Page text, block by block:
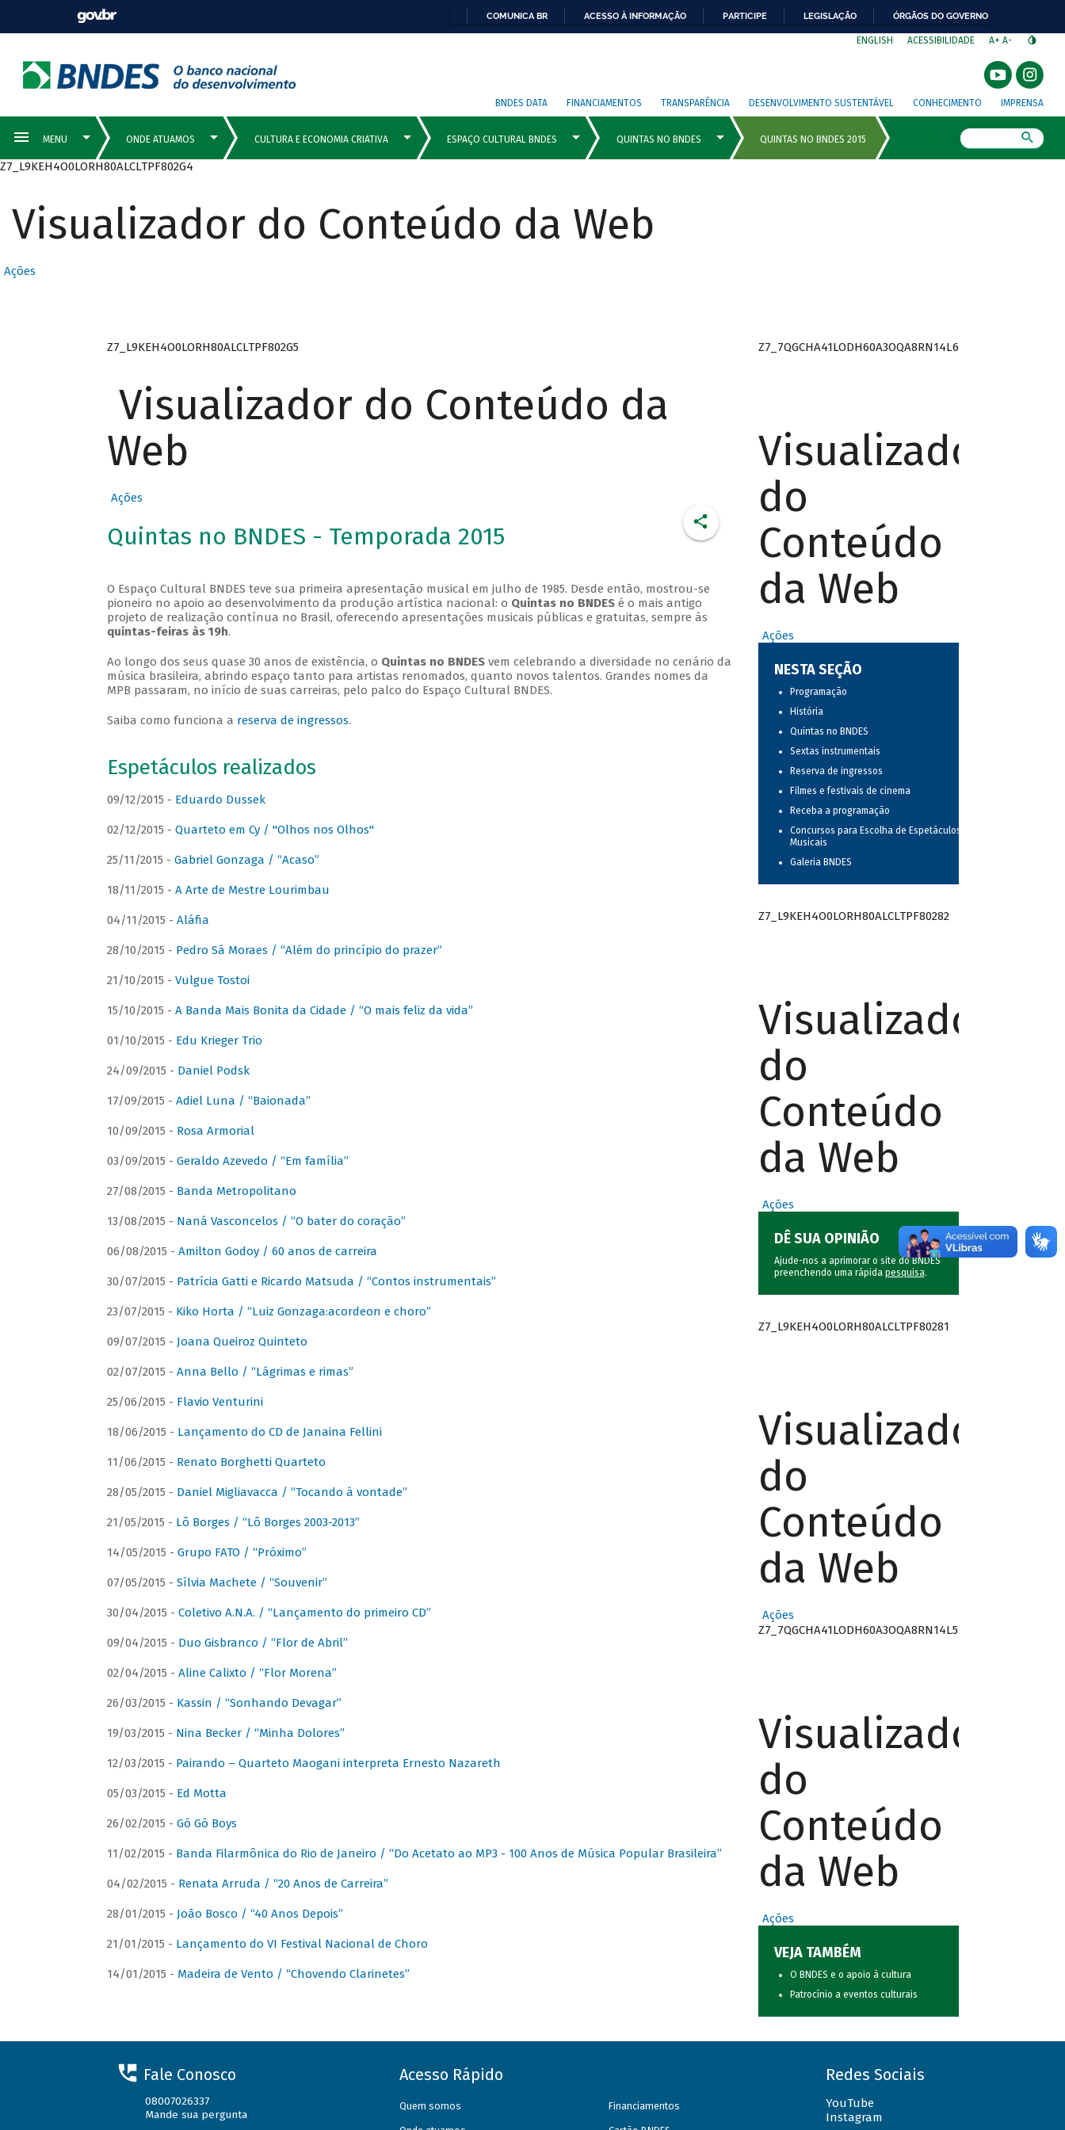
COMUNICA BR ACESSO À INFORMAÇÃO PARTICIPE LEGISLAÇÃO ÓRGÃOS DO GOVERNO
ENGLISH ACESSIBILIDADE A+ A-
BNDES DATA FINANCIAMENTOS TRANSPARÊNCIA DESENVOLVIMENTO SUSTENTÁVEL CONHECIMENTO IMPRENSA
Z7_L9KEH4O0LORH80ALCLTPF802G4
Visualizador do Conteúdo da Web
Ações
Z7_L9KEH4O0LORH80ALCLTPF802G5
Visualizador do Conteúdo da
Web
Ações
Quintas no BNDES - Temporada 2015
O Espaço Cultural BNDES teve sua primeira apresentação musical em julho de 1985. Desde então, mostrou-se
pioneiro no apoio ao desenvolvimento da produção artística nacional: o Quintas no BNDESé o mais antigo
projeto de realização contínua no Brasil, oferecendo apresentações musicais públicas e gratuitas, sempre às
quintas-feiras às 19h.
Ao longo dos seus quase 30 anos de existência, o Quintas no BNDESvem celebrando a diversidade no cenário da
música brasileira, abrindo espaço tanto para artistas renomados, quanto novos talentos. Grandes nomes da
MPB passaram, no início de suas carreiras, pelo palco do Espaço Cultural BNDES.
Saiba como funciona a reserva de ingressos.
Espetáculos realizados
09/12/2015 - Eduardo Dussek
02/12/2015 - Quarteto em Cy / "Olhos nos Olhos"
25/11/2015 - Gabriel Gonzaga / “Acaso”
18/11/2015 - A Arte de Mestre Lourimbau
04/11/2015 - Aláfia
28/10/2015 - Pedro Sá Moraes / “Além do princípio do prazer”
21/10/2015 - Vulgue Tostoi
15/10/2015 - A Banda Mais Bonita da Cidade / “O mais feliz da vida”
01/10/2015 - Edu Krieger Trio
24/09/2015 - Daniel Podsk
17/09/2015 - Adiel Luna / “Baionada”
10/09/2015 - Rosa Armorial
03/09/2015 - Geraldo Azevedo / “Em família”
27/08/2015 - Banda Metropolitano
13/08/2015 - Naná Vasconcelos / “O bater do coração”
06/08/2015 - Amilton Godoy / 60 anos de carreira
30/07/2015 - Patrícia Gatti e Ricardo Matsuda / “Contos instrumentais”
23/07/2015 - Kiko Horta / “Luiz Gonzaga:acordeon e choro”
09/07/2015 - Joana Queiroz Quinteto
02/07/2015 - Anna Bello / “Lágrimas e rimas”
25/06/2015 - Flavio Venturini
18/06/2015 - Lançamento do CD de Janaina Fellini
11/06/2015 - Renato Borghetti Quarteto
28/05/2015 - Daniel Migliavacca / “Tocando à vontade”
21/05/2015 - Lô Borges / “Lô Borges 2003-2013”
14/05/2015 - Grupo FATO / “Próximo”
07/05/2015 - Sílvia Machete / “Souvenir”
30/04/2015 - Coletivo A.N.A. / “Lançamento do primeiro CD”
09/04/2015 - Duo Gisbranco / “Flor de Abril”
02/04/2015 - Aline Calixto / “Flor Morena”
26/03/2015 - Kassin / “Sonhando Devagar”
19/03/2015 - Nina Becker / “Minha Dolores”
12/03/2015 - Pairando – Quarteto Maogani interpreta Ernesto Nazareth
05/03/2015 - Ed Motta
26/02/2015 - Gó Gó Boys
11/02/2015 - Banda Filarmônica do Rio de Janeiro / “Do Acetato ao MP3 - 100 Anos de Música Popular Brasileira”
04/02/2015 - Renata Arruda / “20 Anos de Carreira”
28/01/2015 - João Bosco / “40 Anos Depois”
21/01/2015 - Lançamento do VI Festival Nacional de Choro
14/01/2015 - Madeira de Vento / “Chovendo Clarinetes”
Z7_7QGCHA41LODH60A3OQA8RN14L6
Visualizador
do
Conteúdo
da Web
Ações
NESTA SEÇÃO
Programação
História
Quintas no BNDES
Sextas instrumentais
Reserva de ingressos
Filmes e festivais de cinema
Receba a programação
Concursos para Escolha de Espetáculos
Musicais
Galeria BNDES
Z7_L9KEH4O0LORH80ALCLTPF80282
Visualizador
do
Conteúdo
da Web
Ações
DÊ SUA OPINIÃO
Ajude-nos a aprimorar o site do BNDES
preenchendo uma rápida pesquisa.
Z7_L9KEH4O0LORH80ALCLTPF80281
Visualizador
do
Conteúdo
da Web
Ações
Z7_7QGCHA41LODH60A3OQA8RN14L5
Visualizador
do
Conteúdo
da Web
Ações
VEJA TAMBÉM
O BNDES e o apoio à cultura
Patrocínio a eventos culturais
Fale Conosco
08007026337
Mande sua pergunta
Acesso Rápido
Quem somos Financiamentos
Redes Sociais
YouTube
Instagram